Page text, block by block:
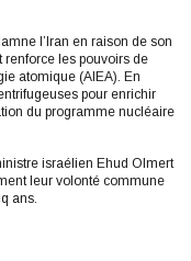
l’Iran en raison de son
les pouvoirs de
atomique (AIEA). En
pour enrichir
du programme nucléaire
israélien Ehud Olmert
leur volonté commune
ans.